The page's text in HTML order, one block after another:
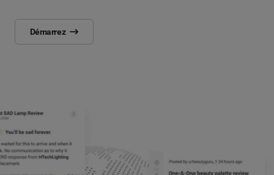
Démarrez